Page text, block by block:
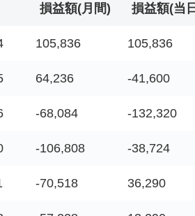
損益額(月間) 損益額(当
105,836 105,836
64,236 -41,600
-68,084 -132,320
-106,808 -38,724
-70,518 36,290